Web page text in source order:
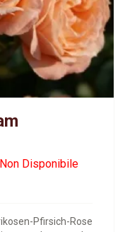
Non Disponibile
Pfirsich-Rose